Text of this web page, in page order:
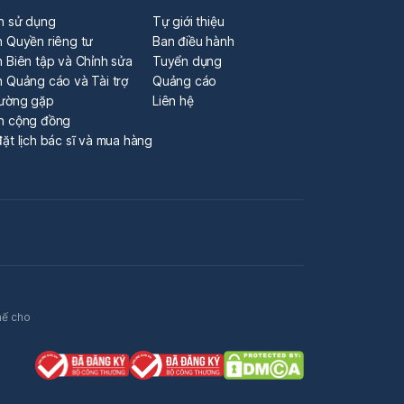
sử dụng
Quyền riêng tư
Biên tập và Chỉnh sửa
Quảng cáo và Tài trợ
gặp
cộng đồng
lịch bác sĩ và mua hàng
Tự giới thiệu
Ban điều hành
Tuyển dụng
Quảng cáo
Liên hệ
cho